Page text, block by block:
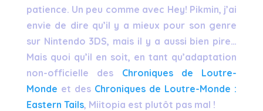
patience. Un peu comme avec Hey! Pikmin, j’ai
envie de dire qu’il y a mieux pour son genre
sur Nintendo 3DS, mais il y a aussi bien pire…
Mais quoi qu’il en soit, en tant qu’adaptation
non-officielle des Chroniques de Loutre-
Monde et des Chroniques de Loutre-Monde :
Eastern Tails, Miitopia est plutôt pas mal !